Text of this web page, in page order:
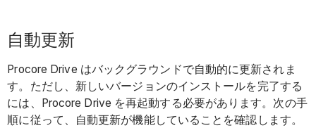
自動更新
Procore Drive はバックグラウンドで自動的に更新されま
す。ただし、新しいバージョンのインストールを完了する
には、Procore Drive を再起動する必要があります。次の手
順に従って、自動更新が機能していることを確認します。